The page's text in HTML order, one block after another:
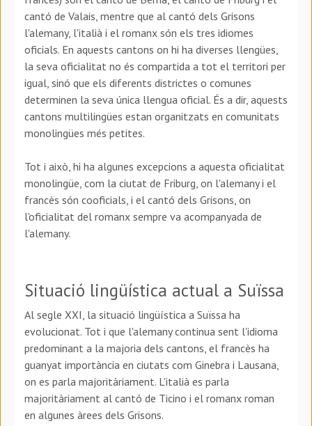
cantó de Valais, mentre que al cantó dels Grisons
l'alemany, l'italià i el romanx són els tres idiomes
oficials. En aquests cantons on hi ha diverses llengües,
la seva oficialitat no és compartida a tot el territori per
igual, sinó que els diferents districtes o comunes
determinen la seva única llengua oficial. És a dir, aquests
cantons multilingües estan organitzats en comunitats
monolingües més petites.
Tot i això, hi ha algunes excepcions a aquesta oficialitat
monolingüe, com la ciutat de Friburg, on l'alemany i el
francès són cooficials, i el cantó dels Grisons, on
l'oficialitat del romanx sempre va acompanyada de
l'alemany.
Situació lingüística actual a Suïssa
Al segle XXI, la situació lingüística a Suïssa ha
evolucionat. Tot i que l'alemany continua sent l'idioma
predominant a la majoria dels cantons, el francès ha
guanyat importància en ciutats com Ginebra i Lausana,
on es parla majoritàriament. L'italià es parla
majoritàriament al cantó de Ticino i el romanx roman
en algunes àrees dels Grisons.